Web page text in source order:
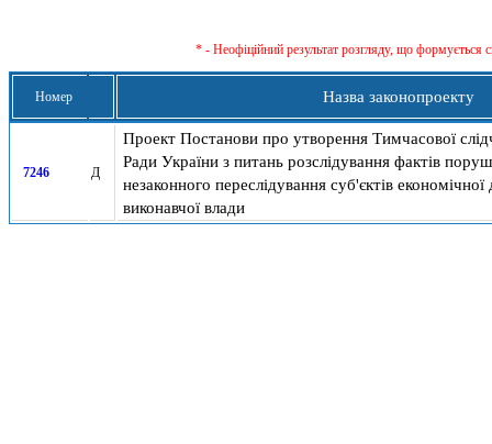
* - Неофіційний результат розгляду, що формується
Номер Назва законопроекту
7246 Д
Проект Постанови про утворення Тимчасової
Ради України з питань розслідування фактів
незаконного переслідування суб'єктів економічної
виконавчої влади